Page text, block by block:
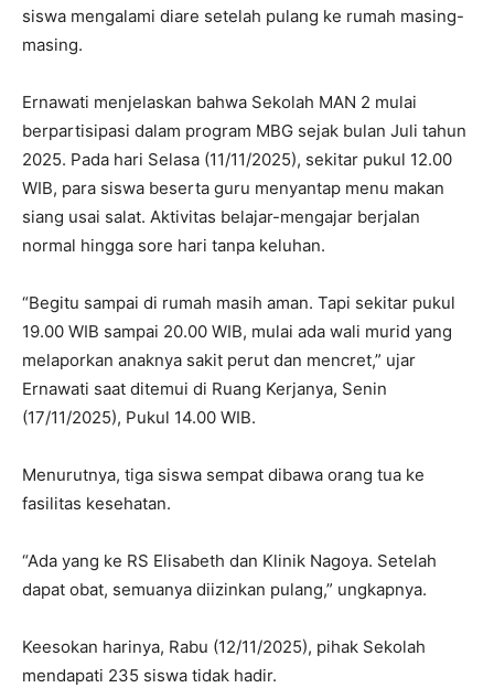
siswa mengalami diare setelah pulang ke rumah masing-
masing.
Ernawati menjelaskan bahwa Sekolah MAN 2 mulai
berpartisipasi dalam program MBG sejak bulan Juli tahun
2025. Pada hari Selasa (11/11/2025), sekitar pukul 12.00
WIB, para siswa beserta guru menyantap menu makan
siang usai salat. Aktivitas belajar-mengajar berjalan
normal hingga sore hari tanpa keluhan.
“Begitu sampai di rumah masih aman. Tapi sekitar pukul
19.00 WIB sampai 20.00 WIB, mulai ada wali murid yang
melaporkan anaknya sakit perut dan mencret,” ujar
Ernawati saat ditemui di Ruang Kerjanya, Senin
(17/11/2025), Pukul 14.00 WIB.
Menurutnya, tiga siswa sempat dibawa orang tua ke
fasilitas kesehatan.
“Ada yang ke RS Elisabeth dan Klinik Nagoya. Setelah
dapat obat, semuanya diizinkan pulang,” ungkapnya.
Keesokan harinya, Rabu (12/11/2025), pihak Sekolah
mendapati 235 siswa tidak hadir.